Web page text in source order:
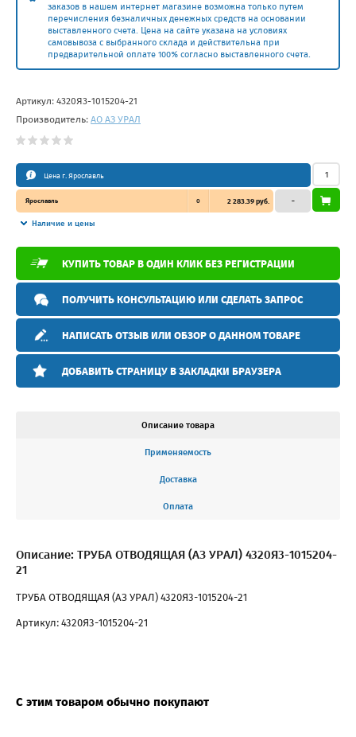
заказов в нашем интернет магазине возможна только путем
перечисления безналичных денежных средств на основании
выставленного счета. Цена на сайте указана на условиях
самовывоза с выбранного склада и действительна при
предварительной оплате 100% согласно выставленного счета.
Артикул: 4320Я3-1015204-21
Производитель: АО АЗ УРАЛ
Цена г. Ярославль
Ярославль 0 2 283.39 руб.
Наличие и цены
–
КУПИТЬ ТОВАР В ОДИН КЛИК БЕЗ РЕГИСТРАЦИИ
ПОЛУЧИТЬ КОНСУЛЬТАЦИЮ ИЛИ СДЕЛАТЬ ЗАПРОС
НАПИСАТЬ ОТЗЫВ ИЛИ ОБЗОР О ДАННОМ ТОВАРЕ
ДОБАВИТЬ СТРАНИЦУ В ЗАКЛАДКИ БРАУЗЕРА
Описание товара
Применяемость
Доставка
Оплата
Описание: ТРУБА ОТВОДЯЩАЯ (АЗ УРАЛ) 4320Я3-1015204-
21
ТРУБА ОТВОДЯЩАЯ (АЗ УРАЛ) 4320Я3-1015204-21
Артикул: 4320Я3-1015204-21
С этим товаром обычно покупают